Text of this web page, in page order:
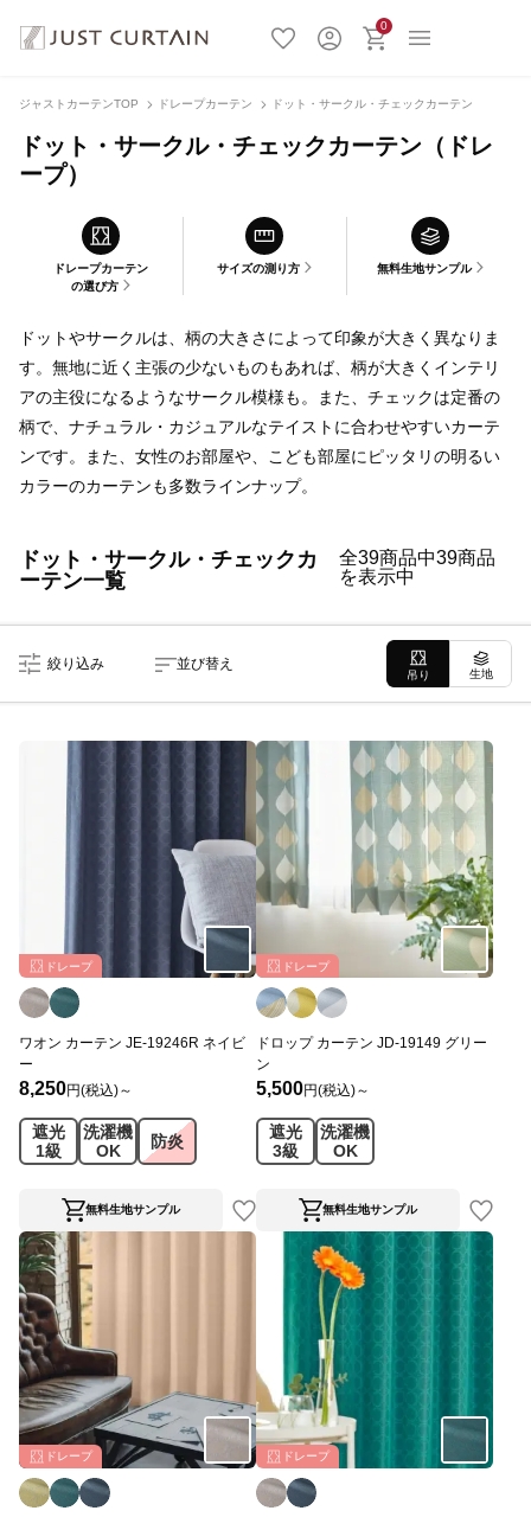
0
ジャストカーテンTOP ドレープカーテン ドット・サークル・チェックカーテン
ドット・サークル・チェックカーテン（ドレ
ープ）
ドレープカーテン
の選び方
サイズの測り方 無料生地サンプル
ドットやサークルは、柄の大きさによって印象が大きく異なりま
す。無地に近く主張の少ないものもあれば、柄が大きくインテリ
アの主役になるようなサークル模様も。また、チェックは定番の
柄で、ナチュラル・カジュアルなテイストに合わせやすいカーテ
ンです。また、女性のお部屋や、こども部屋にピッタリの明るい
カラーのカーテンも多数ラインナップ。
ドット・サークル・チェックカ
ーテン一覧
全39商品中39商品
を表示中
絞り込み 並び替え
吊り 生地
ドレープ
ワオン カーテン JE-19246R ネイビ
ー
8,250円(税込)～
遮光
1級
洗濯機
OK
防炎
無料生地サンプル
ドレープ
ドロップ カーテン JD-19149 グリー
ン
5,500円(税込)～
遮光
3級
洗濯機
OK
無料生地サンプル
ドレープ ドレープ